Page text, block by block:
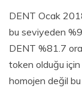
DENT Ocak
bu seviyeden
DENT %81.7
token olduğu için
homojen değil bu